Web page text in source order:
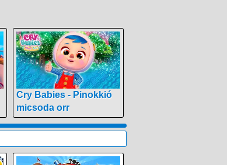
Cry Babies - Pinokkió
micsoda orr